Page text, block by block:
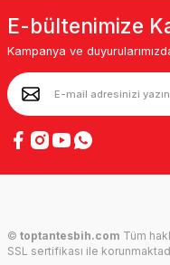
E-bültenimize
Kampanya ve
© toptantesbih.com Tüm
SSL sertifikası ile